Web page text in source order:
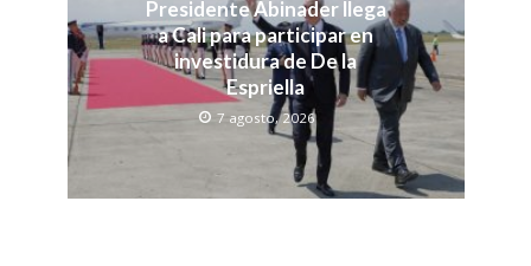
Presidente Abinader llega
a Cali para participar en
investidura de De la
Espriella
7 agosto, 2026